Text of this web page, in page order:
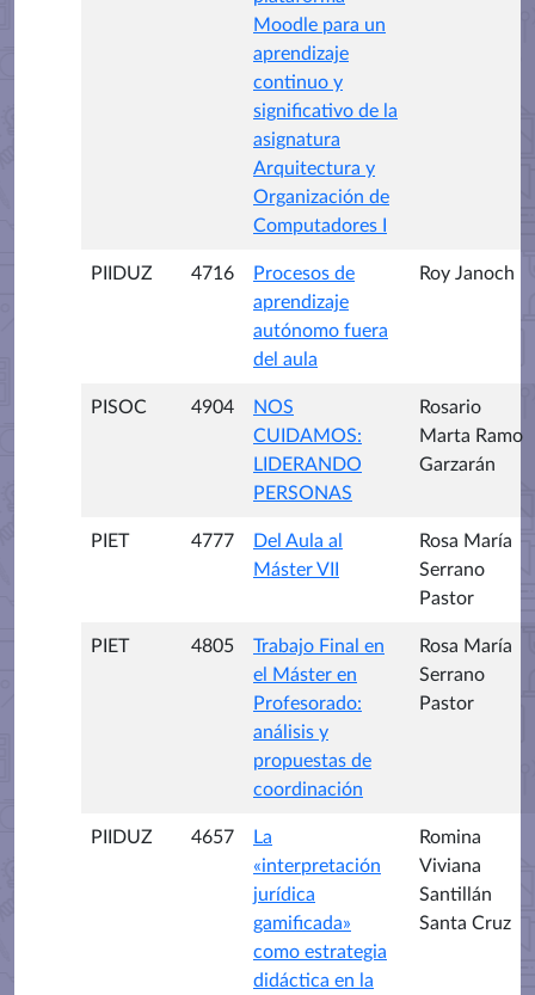
Moodle para un
aprendizaje
continuo y
significativo de la
asignatura
Arquitectura y
Organización de
Computadores I
PIIDUZ 4716
Procesos de
aprendizaje
autónomo fuera
del aula
Roy Janoch
PISOC 4904
NOS
CUIDAMOS:
LIDERANDO
PERSONAS
Rosario
Marta Ramo
Garzarán
PIET 4777
Del Aula al
Máster VII
Rosa María
Serrano
Pastor
PIET 4805
Trabajo Final en
el Máster en
Profesorado:
análisis y
propuestas de
coordinación
Rosa María
Serrano
Pastor
PIIDUZ 4657
La
«interpretación
jurídica
gamificada»
como estrategia
didáctica en la
Romina
Viviana
Santillán
Santa Cruz